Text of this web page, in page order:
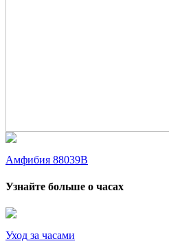
Амфибия 88039В
Узнайте больше о часах
Уход за часами